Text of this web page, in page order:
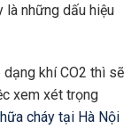
là những dấu hiệu
khí CO2 thì sẽ
xem xét trọng
cháy tại Hà Nội